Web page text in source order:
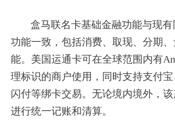
盒马联名卡基础金融功能与现
功能一致，包括消费、取现、分期
能。美国运通卡可在全球范围内有
理标识的商户使用，同时支持支付
闪付等绑卡交易。无论境内境外，
进行统一记账和清算。